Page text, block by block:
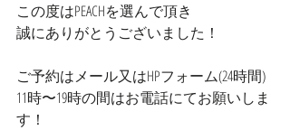
この度はPEACHを選んで頂き
誠にありがとうございました！
ご予約はメール又はHPフォーム(24時間)
11時〜19時の間はお電話にてお願いしま
す！